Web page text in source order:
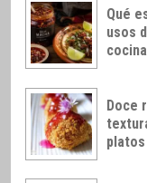
Qué
usos
Doce
platos